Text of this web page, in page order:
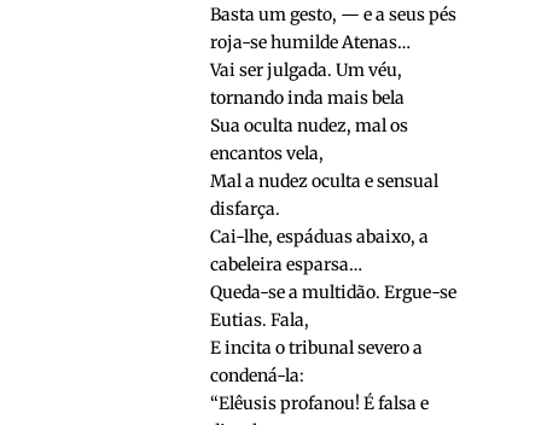
Basta um gesto, — e a seus pés
roja-se humilde Atenas…
Vai ser julgada. Um véu,
tornando inda mais bela
Sua oculta nudez, mal os
encantos vela,
Mal a nudez oculta e sensual
disfarça.
Cai-lhe, espáduas abaixo, a
cabeleira esparsa…
Queda-se a multidão. Ergue-se
Eutias. Fala,
E incita o tribunal severo a
condená-la:
“Elêusis profanou! É falsa e